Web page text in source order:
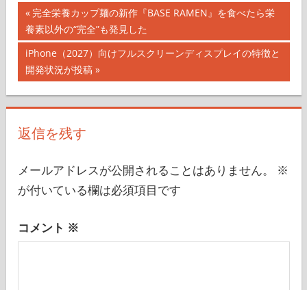
投
稿
ナ
ビ
ゲ
ー
シ
ョ
ン
前
の
記
事:
完全栄養カップ麺の新作『BASE RAMEN』を食べたら栄
養素以外の“完全”も発見した
次
の
記
iPhone（2027）向けフルスクリーンディスプレイの特徴と
開発状況が投稿
返信を残す
メールアドレスが公開されることはありません。
※
が付いている欄は必須項目です
コメント ※